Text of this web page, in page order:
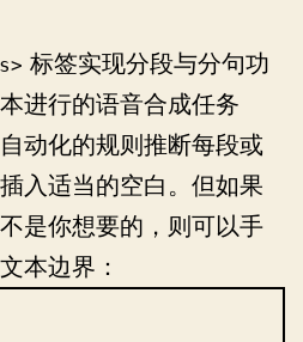
标签实现分段与分句功
进行的语音合成任务
动化的规则推断每段或
入适当的空白。但如果
是你想要的，则可以手
本边界：